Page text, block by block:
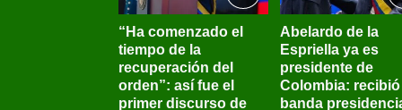
“Ha comenzado el
tiempo de la
recuperación del
orden”: así fue el
primer discurso de
Abelardo de la
Espriella ya es
presidente de
Colombia: recibió
banda